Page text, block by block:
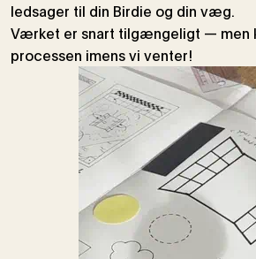
ledsager til din Birdie og din væg.
Værket er snart tilgængeligt — men
processen imens vi venter!